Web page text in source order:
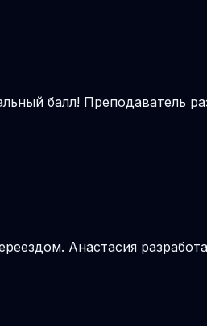
балл! Преподаватель
Анастасия